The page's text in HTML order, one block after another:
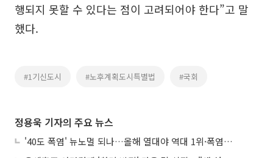
행되지 못할 수 있다는 점이 고려되어야 한다”고 말
했다.
#1기신도시 #노후계획도시특별법 #국회
정용욱 기자의 주요 뉴스
'40도 폭염' 뉴노멀 되나…올해 열대야 역대 1위·폭염일수 평년 3배 넘어